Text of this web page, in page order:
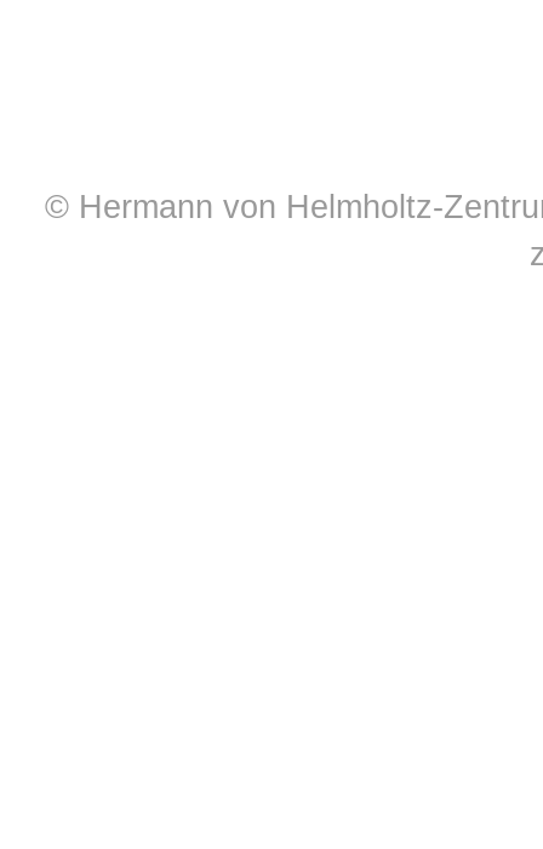
© Hermann von Helmholtz-